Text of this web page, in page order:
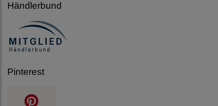
Händlerbund
Pinterest